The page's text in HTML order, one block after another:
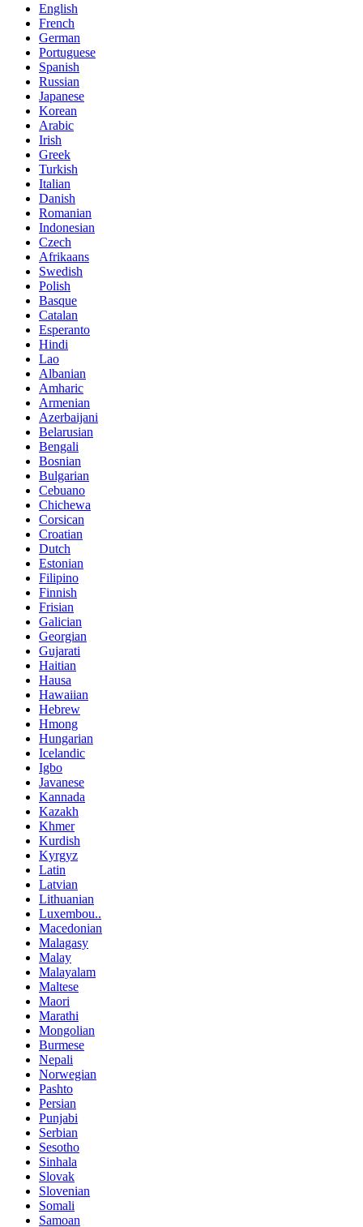
English
French
German
Portuguese
Spanish
Russian
Japanese
Korean
Arabic
Irish
Greek
Turkish
Italian
Danish
Romanian
Indonesian
Czech
Afrikaans
Swedish
Polish
Basque
Catalan
Esperanto
Hindi
Lao
Albanian
Amharic
Armenian
Azerbaijani
Belarusian
Bengali
Bosnian
Bulgarian
Cebuano
Chichewa
Corsican
Croatian
Dutch
Estonian
Filipino
Finnish
Frisian
Galician
Georgian
Gujarati
Haitian
Hausa
Hawaiian
Hebrew
Hmong
Hungarian
Icelandic
Igbo
Javanese
Kannada
Kazakh
Khmer
Kurdish
Kyrgyz
Latin
Latvian
Lithuanian
Luxembou..
Macedonian
Malagasy
Malay
Malayalam
Maltese
Maori
Marathi
Mongolian
Burmese
Nepali
Norwegian
Pashto
Persian
Punjabi
Serbian
Sesotho
Sinhala
Slovak
Slovenian
Somali
Samoan